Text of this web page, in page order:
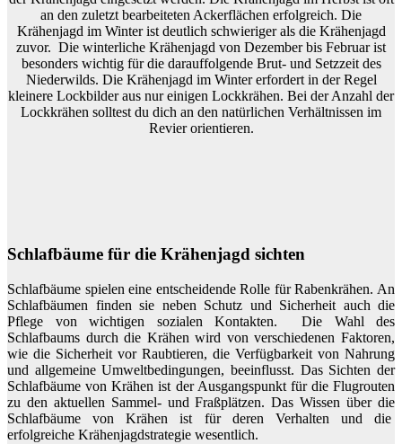
an den zuletzt bearbeiteten Ackerflächen erfolgreich. Die
Krähenjagd im Winter ist deutlich schwieriger als die Krähenjagd
zuvor. Die winterliche Krähenjagd von Dezember bis Februar ist
besonders wichtig für die darauffolgende Brut- und Setzzeit des
Niederwilds. Die Krähenjagd im Winter erfordert in der Regel
kleinere Lockbilder aus nur einigen Lockkrähen. Bei der Anzahl der
Lockkrähen solltest du dich an den natürlichen Verhältnissen im
Revier orientieren.
Schlafbäume für die Krähenjagd sichten
Schlafbäume spielen eine entscheidende Rolle für Rabenkrähen. An
Schlafbäumen finden sie neben Schutz und Sicherheit auch die
Pflege von wichtigen sozialen Kontakten. Die Wahl des
Schlafbaums durch die Krähen wird von verschiedenen Faktoren,
wie die Sicherheit vor Raubtieren, die Verfügbarkeit von Nahrung
und allgemeine Umweltbedingungen, beeinflusst. Das Sichten der
Schlafbäume von Krähen ist der Ausgangspunkt für die Flugrouten
zu den aktuellen Sammel- und Fraßplätzen. Das Wissen über die
Schlafbäume von Krähen ist für deren Verhalten und die
erfolgreiche Krähenjagdstrategie wesentlich.